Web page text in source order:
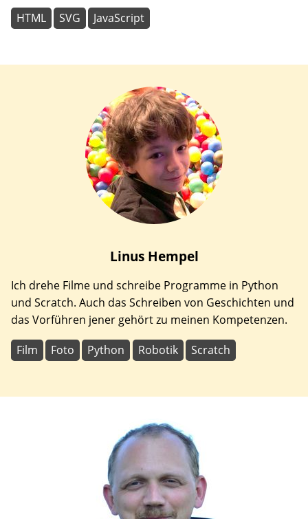
HTML SVG JavaScript
Linus Hempel
Ich drehe Filme und schreibe Programme in Python
und Scratch. Auch das Schreiben von Geschichten und
das Vorführen jener gehört zu meinen Kompetenzen.
Film Foto Python Robotik Scratch